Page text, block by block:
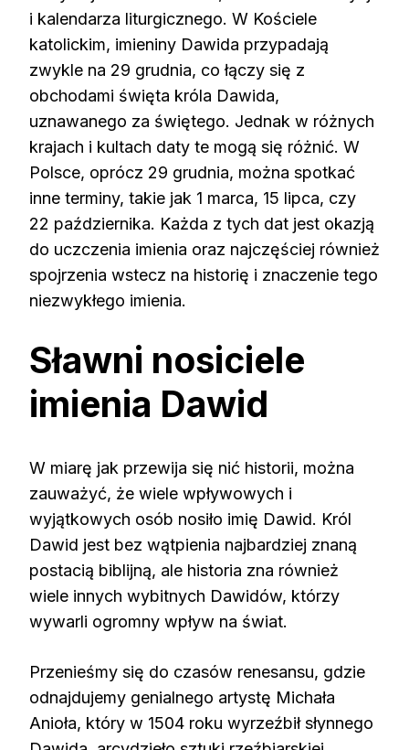
i kalendarza liturgicznego. W Kościele
katolickim, imieniny Dawida przypadają
zwykle na 29 grudnia, co łączy się z
obchodami święta króla Dawida,
uznawanego za świętego. Jednak w różnych
krajach i kultach daty te mogą się różnić. W
Polsce, oprócz 29 grudnia, można spotkać
inne terminy, takie jak 1 marca, 15 lipca, czy
22 października. Każda z tych dat jest okazją
do uczczenia imienia oraz najczęściej również
spojrzenia wstecz na historię i znaczenie tego
niezwykłego imienia.
Sławni nosiciele
imienia Dawid
W miarę jak przewija się nić historii, można
zauważyć, że wiele wpływowych i
wyjątkowych osób nosiło imię Dawid. Król
Dawid jest bez wątpienia najbardziej znaną
postacią biblijną, ale historia zna również
wiele innych wybitnych Dawidów, którzy
wywarli ogromny wpływ na świat.
Przenieśmy się do czasów renesansu, gdzie
odnajdujemy genialnego artystę Michała
Anioła, który w 1504 roku wyrzeźbił słynnego